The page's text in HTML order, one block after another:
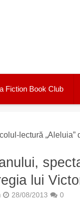
Fiction Book Club
lectură
lui
28/08/2013 0